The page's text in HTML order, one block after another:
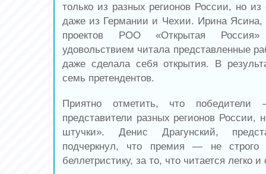
только из разных регионов России, но
даже из Германии и Чехии. Ирина Ясина,
проектов РОО «Открытая
удовольствием читала представленные
даже сделала себя открытия. В
семь претендентов.
Приятно отметить, что
представители разных регионов России,
штучки». Денис Драгунский,
подчеркнул, что премия — не строго
беллетристику, за то, что читается легко